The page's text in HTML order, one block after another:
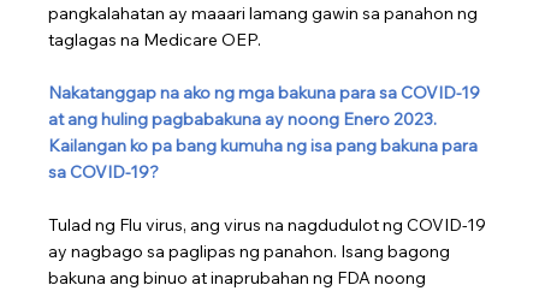
pangkalahatan ay maaari lamang gawin sa panahon ng
taglagas na Medicare OEP.
Nakatanggap na ako ng mga bakuna para sa COVID-19
at ang huling pagbabakuna ay noong Enero 2023.
Kailangan ko pa bang kumuha ng isa pang bakuna para
sa COVID-19?
Tulad ng Flu virus, ang virus na nagdudulot ng COVID-19
ay nagbago sa paglipas ng panahon. Isang bagong
bakuna ang binuo at inaprubahan ng FDA noong